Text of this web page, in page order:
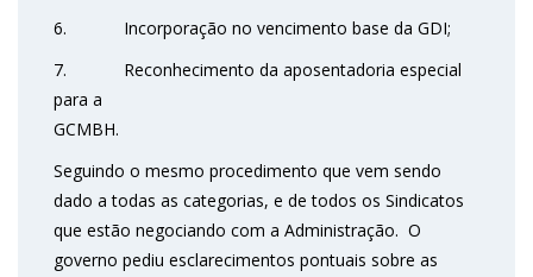
6. Incorporação no vencimento base da GDI;
7. Reconhecimento da aposentadoria especial
para a
GCMBH.
Seguindo o mesmo procedimento que vem sendo
dado a todas as categorias, e de todos os Sindicatos
que estão negociando com a Administração. O
governo pediu esclarecimentos pontuais sobre as